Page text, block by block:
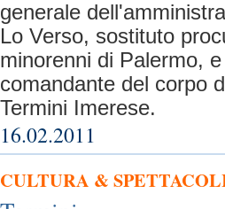
generale
Lo Verso, sostituto
minorenni di Palermo,
comandante del corpo
Termini Imerese.
16.02.2011
CULTURA &